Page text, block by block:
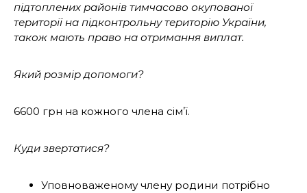
підтоплених районів тимчасово окупованої
території на підконтрольну територію України,
також мають право на отримання виплат.
Який розмір допомоги?
6600 грн на кожного члена сімʼї.
Куди звертатися?
Уповноваженому члену родини потрібно